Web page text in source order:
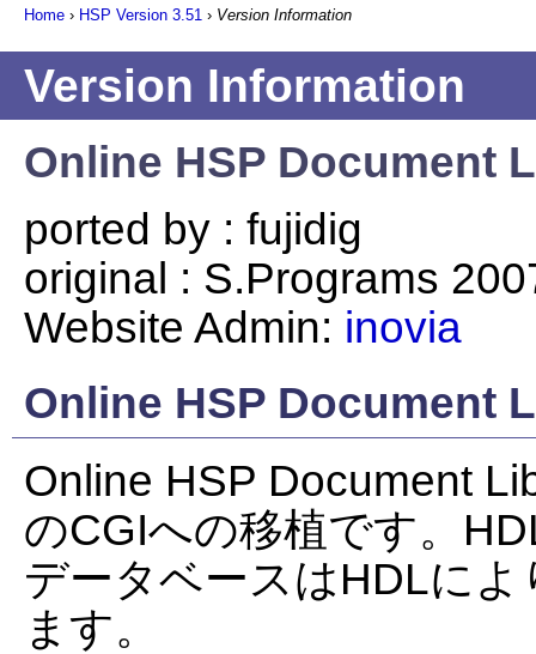
Home › HSP Version 3.51 › Version Information
Version Information
Online HSP Document
ported by : fujidig
original : S.Programs
Website Admin: inovia
Online HSP Document
Online HSP Document
のCGIへの移植です。
データベースはHDLに
ます。